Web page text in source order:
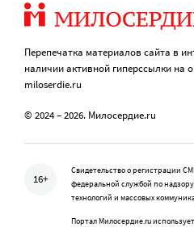
Перепечатка материалов сайта в
наличии активной гиперссылки на
miloserdie.ru
© 2024 – 2026. Милосердие.ru
16+
Свидетельство о регистрации
федеральной службой по
технологий и массовых
Портал Милосердие.ru